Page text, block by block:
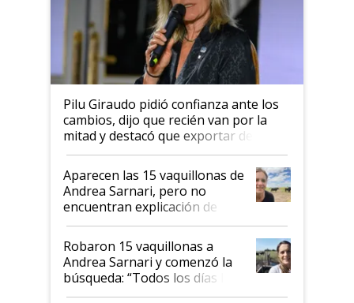
Pilu Giraudo pidió confianza ante los
cambios, dijo que recién van por la
mitad y destacó que exportar dejó de
ser "para unos pocos": "Tenemos un
mandato muy claro del gobierno
nacional"
Aparecen las 15 vaquillonas de
Andrea Sarnari, pero no
encuentran explicación de
cómo llegaron allí
Robaron 15 vaquillonas a
Andrea Sarnari y comenzó la
búsqueda: “Todos los días le
toca a algún productor”